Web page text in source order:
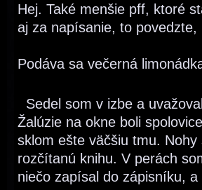
Hej. Také menšie pff, ktoré
aj za napísanie, to povedzte,
Podáva sa večerná
Sedel som v izbe a
Žalúzie na okne boli
sklom ešte väčšiu tmu.
rozčítanú knihu. V perách
niečo zapísal do zápisníku,